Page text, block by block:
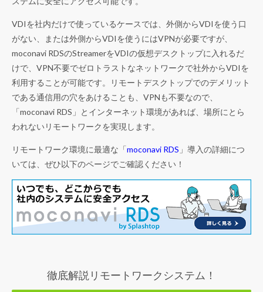
VDIを社内だけで使っているケースでは、外側からVDIを使う口
がない、または外側からVDIを使うにはVPNが必要ですが、
moconavi RDSのStreamerをVDIの仮想デスクトップに入れるだ
けで、VPN不要でゼロトラストなネットワークで社外からVDIを
利用することが可能です。リモートデスクトップでのデメリット
である通信用の穴をあけることも、VPNも不要なので、
「moconavi RDS」とインターネット環境があれば、場所にとら
われないリモートワークを実現します。
リモートワーク環境に最適な「moconavi RDS 」導入の詳細につ
いては、ぜひ以下のページでご確認ください！
徹底解説リモートワークシステム！